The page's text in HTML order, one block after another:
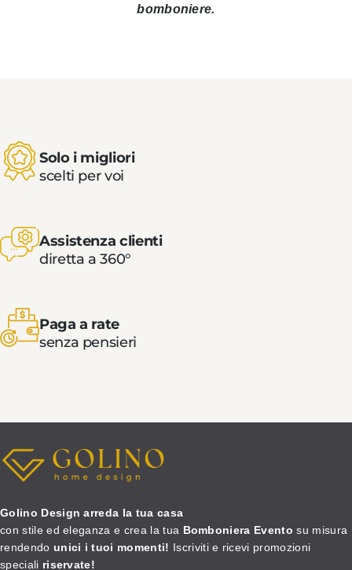
bomboniere.
Solo i migliori
scelti per voi
Assistenza clienti
diretta a 360°
Paga a rate
senza pensieri
Golino Design arreda la tua casa
con stile ed eleganza e crea la tua Bomboniera Evento su misura
rendendo unici i tuoi momenti! Iscriviti e ricevi promozioni
speciali riservate!